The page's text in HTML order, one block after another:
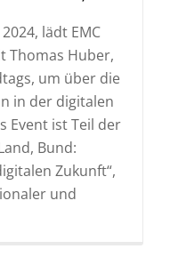
X
lädt EMC
Thomas Huber,
um über die
in der digitalen
Event ist Teil der
Bund:
Zukunft“,
und